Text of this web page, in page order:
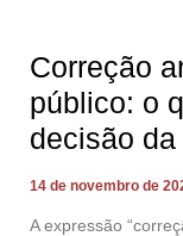
Correção
público: o
decisão
14 de novembro de
A expressão